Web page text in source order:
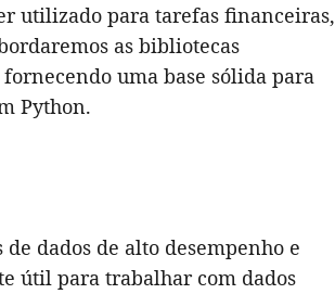
utilizado para tarefas financeiras,
as bibliotecas
uma base sólida para
Python.
dados de alto desempenho e
útil para trabalhar com dados